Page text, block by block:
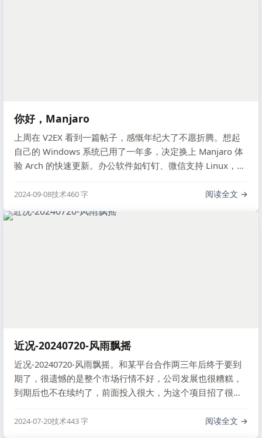
你好，Manjaro
上周在 V2EX 看到一篇帖子，感慨年纪大了不愿折腾。想起
自己的 Windows 系统已用了一年多，决定换上 Manjaro 体
验 Arch 的快速更新。办公软件如钉钉、微信支持 Linux，开
VSCode 的 Cursor 和 Zed 编辑器。Manjaro 开箱即用，适合
2024-09-08技术460 字 阅读全文
近况-20240720-风雨飘摇
近况-20240720-风雨飘摇。和某平台合作两三年后终于要到
期了，很遗憾的是整个市场行情不好，公司发展也很糟糕，
到期后也不在续约了，前面投入很大，为这个项目招了很多
两批了，这周迎来和这个平台相关的最后一批，估计有上百
2024-07-20技术443 字 阅读全文